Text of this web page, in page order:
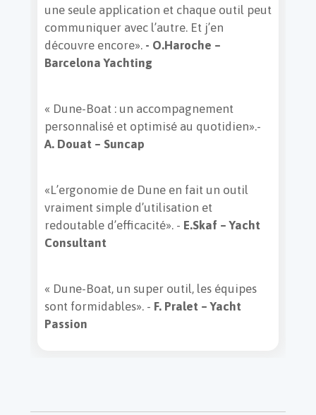
une seule application et chaque outil peut
communiquer avec l’autre. Et j’en
découvre encore».- O.Haroche –
Barcelona Yachting
« Dune-Boat : un accompagnement
personnalisé et optimisé au quotidien».-
A. Douat – Suncap
«L’ergonomie de Dune en fait un outil
vraiment simple d’utilisation et
redoutable d’efficacité». - E.Skaf – Yacht
Consultant
« Dune-Boat, un super outil, les équipes
sont formidables». - F. Pralet – Yacht
Passion